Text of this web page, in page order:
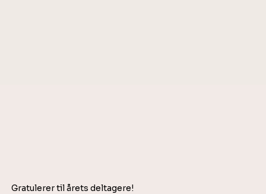
Gratulerer til årets deltagere!